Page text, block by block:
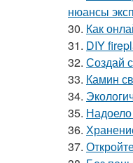
нюансы
30. Как
31. DIY
32. Создай
33. Камин
34.
35. Надоело
36.
37.